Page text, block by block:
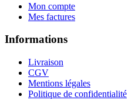
Mon compte
Mes factures
Informations
Livraison
CGV
Mentions légales
Politique de confidentialité